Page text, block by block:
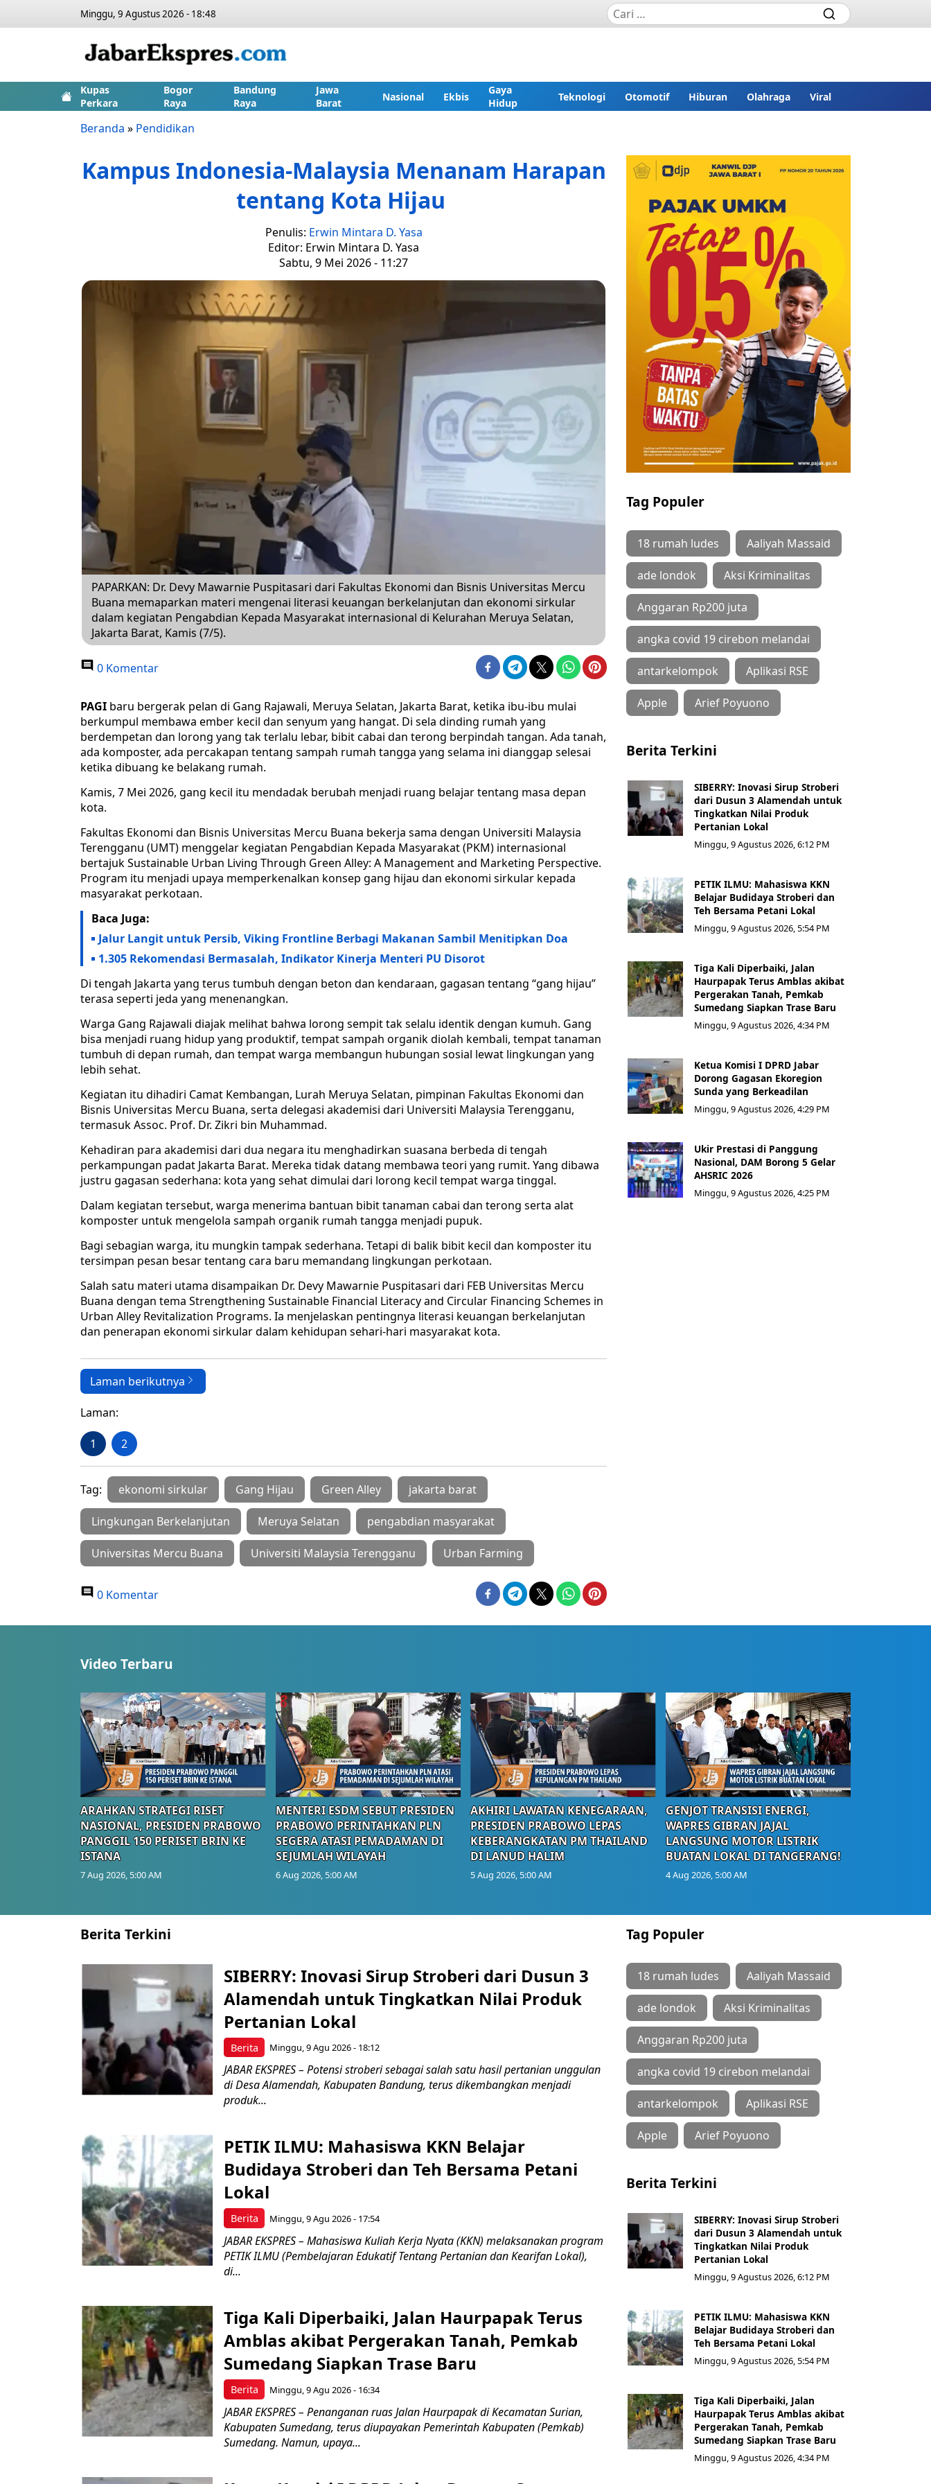
Minggu, 9 Agustus 2026 - 18:48
Kupas
Perkara
Bogor
Raya
Bandung
Raya
Jawa
Barat
Nasional Ekbis
Gaya
Hidup
Teknologi Otomotif Hiburan Olahraga Viral
Beranda » Pendidikan
Kampus Indonesia-Malaysia Menanam Harapan
tentang Kota Hijau
Penulis: Erwin Mintara D. Yasa
Editor: Erwin Mintara D. Yasa
Sabtu, 9 Mei 2026 - 11:27
PAPARKAN: Dr. Devy Mawarnie Puspitasari dari Fakultas Ekonomi dan Bisnis Universitas Mercu
Buana memaparkan materi mengenai literasi keuangan berkelanjutan dan ekonomi sirkular
dalam kegiatan Pengabdian Kepada Masyarakat internasional di Kelurahan Meruya Selatan,
Jakarta Barat, Kamis (7/5).
0 Komentar
PAGI baru bergerak pelan di Gang Rajawali, Meruya Selatan, Jakarta Barat, ketika ibu-ibu mulai
berkumpul membawa ember kecil dan senyum yang hangat. Di sela dinding rumah yang
berdempetan dan lorong yang tak terlalu lebar, bibit cabai dan terong berpindah tangan. Ada tanah,
ada komposter, ada percakapan tentang sampah rumah tangga yang selama ini dianggap selesai
ketika dibuang ke belakang rumah.
Kamis, 7 Mei 2026, gang kecil itu mendadak berubah menjadi ruang belajar tentang masa depan
kota.
Fakultas Ekonomi dan Bisnis Universitas Mercu Buana bekerja sama dengan Universiti Malaysia
Terengganu (UMT) menggelar kegiatan Pengabdian Kepada Masyarakat (PKM) internasional
bertajuk Sustainable Urban Living Through Green Alley: A Management and Marketing Perspective.
Program itu menjadi upaya memperkenalkan konsep gang hijau dan ekonomi sirkular kepada
masyarakat perkotaan.
Baca Juga:
Jalur Langit untuk Persib, Viking Frontline Berbagi Makanan Sambil Menitipkan Doa
1.305 Rekomendasi Bermasalah, Indikator Kinerja Menteri PU Disorot
Di tengah Jakarta yang terus tumbuh dengan beton dan kendaraan, gagasan tentang “gang hijau”
terasa seperti jeda yang menenangkan.
Warga Gang Rajawali diajak melihat bahwa lorong sempit tak selalu identik dengan kumuh. Gang
bisa menjadi ruang hidup yang produktif, tempat sampah organik diolah kembali, tempat tanaman
tumbuh di depan rumah, dan tempat warga membangun hubungan sosial lewat lingkungan yang
lebih sehat.
Kegiatan itu dihadiri Camat Kembangan, Lurah Meruya Selatan, pimpinan Fakultas Ekonomi dan
Bisnis Universitas Mercu Buana, serta delegasi akademisi dari Universiti Malaysia Terengganu,
termasuk Assoc. Prof. Dr. Zikri bin Muhammad.
Kehadiran para akademisi dari dua negara itu menghadirkan suasana berbeda di tengah
perkampungan padat Jakarta Barat. Mereka tidak datang membawa teori yang rumit. Yang dibawa
justru gagasan sederhana: kota yang sehat dimulai dari lorong kecil tempat warga tinggal.
Dalam kegiatan tersebut, warga menerima bantuan bibit tanaman cabai dan terong serta alat
komposter untuk mengelola sampah organik rumah tangga menjadi pupuk.
Bagi sebagian warga, itu mungkin tampak sederhana. Tetapi di balik bibit kecil dan komposter itu
tersimpan pesan besar tentang cara baru memandang lingkungan perkotaan.
Salah satu materi utama disampaikan Dr. Devy Mawarnie Puspitasari dari FEB Universitas Mercu
Buana dengan tema Strengthening Sustainable Financial Literacy and Circular Financing Schemes in
Urban Alley Revitalization Programs. Ia menjelaskan pentingnya literasi keuangan berkelanjutan
dan penerapan ekonomi sirkular dalam kehidupan sehari-hari masyarakat kota.
Laman berikutnya
Laman:
1 2
Tag: ekonomi sirkular Gang Hijau Green Alley jakarta barat
Lingkungan Berkelanjutan Meruya Selatan pengabdian masyarakat
Universitas Mercu Buana Universiti Malaysia Terengganu Urban Farming
0 Komentar
Tag Populer
18 rumah ludes Aaliyah Massaid
ade londok Aksi Kriminalitas
Anggaran Rp200 juta
angka covid 19 cirebon melandai
antarkelompok Aplikasi RSE
Apple Arief Poyuono
Berita Terkini
SIBERRY: Inovasi Sirup Stroberi
dari Dusun 3 Alamendah untuk
Tingkatkan Nilai Produk
Pertanian Lokal
Minggu, 9 Agustus 2026, 6:12 PM
PETIK ILMU: Mahasiswa KKN
Belajar Budidaya Stroberi dan
Teh Bersama Petani Lokal
Minggu, 9 Agustus 2026, 5:54 PM
Tiga Kali Diperbaiki, Jalan
Haurpapak Terus Amblas akibat
Pergerakan Tanah, Pemkab
Sumedang Siapkan Trase Baru
Minggu, 9 Agustus 2026, 4:34 PM
Ketua Komisi I DPRD Jabar
Dorong Gagasan Ekoregion
Sunda yang Berkeadilan
Minggu, 9 Agustus 2026, 4:29 PM
Ukir Prestasi di Panggung
Nasional, DAM Borong 5 Gelar
AHSRIC 2026
Minggu, 9 Agustus 2026, 4:25 PM
Video Terbaru
ARAHKAN STRATEGI RISET
NASIONAL, PRESIDEN PRABOWO
PANGGIL 150 PERISET BRIN KE
ISTANA
7 Aug 2026, 5:00 AM
MENTERI ESDM SEBUT PRESIDEN
PRABOWO PERINTAHKAN PLN
SEGERA ATASI PEMADAMAN DI
SEJUMLAH WILAYAH
6 Aug 2026, 5:00 AM
AKHIRI LAWATAN KENEGARAAN,
PRESIDEN PRABOWO LEPAS
KEBERANGKATAN PM THAILAND
DI LANUD HALIM
5 Aug 2026, 5:00 AM
GENJOT TRANSISI ENERGI,
WAPRES GIBRAN JAJAL
LANGSUNG MOTOR LISTRIK
BUATAN LOKAL DI TANGERANG!
4 Aug 2026, 5:00 AM
Berita Terkini
Berita
SIBERRY: Inovasi Sirup Stroberi dari Dusun 3
Alamendah untuk Tingkatkan Nilai Produk
Pertanian Lokal
Minggu, 9 Agu 2026 - 18:12
JABAR EKSPRES – Potensi stroberi sebagai salah satu hasil pertanian unggulan
di Desa Alamendah, Kabupaten Bandung, terus dikembangkan menjadi
produk...
Berita
PETIK ILMU: Mahasiswa KKN Belajar
Budidaya Stroberi dan Teh Bersama Petani
Lokal
Minggu, 9 Agu 2026 - 17:54
JABAR EKSPRES – Mahasiswa Kuliah Kerja Nyata (KKN) melaksanakan program
PETIK ILMU (Pembelajaran Edukatif Tentang Pertanian dan Kearifan Lokal),
di...
Berita
Tiga Kali Diperbaiki, Jalan Haurpapak Terus
Amblas akibat Pergerakan Tanah, Pemkab
Sumedang Siapkan Trase Baru
Minggu, 9 Agu 2026 - 16:34
JABAR EKSPRES – Penanganan ruas Jalan Haurpapak di Kecamatan Surian,
Kabupaten Sumedang, terus diupayakan Pemerintah Kabupaten (Pemkab)
Sumedang. Namun, upaya...
Tag Populer
18 rumah ludes Aaliyah Massaid
ade londok Aksi Kriminalitas
Anggaran Rp200 juta
angka covid 19 cirebon melandai
antarkelompok Aplikasi RSE
Apple Arief Poyuono
Berita Terkini
SIBERRY: Inovasi Sirup Stroberi
dari Dusun 3 Alamendah untuk
Tingkatkan Nilai Produk
Pertanian Lokal
Minggu, 9 Agustus 2026, 6:12 PM
PETIK ILMU: Mahasiswa KKN
Belajar Budidaya Stroberi dan
Teh Bersama Petani Lokal
Minggu, 9 Agustus 2026, 5:54 PM
Tiga Kali Diperbaiki, Jalan
Haurpapak Terus Amblas akibat
Pergerakan Tanah, Pemkab
Sumedang Siapkan Trase Baru
Minggu, 9 Agustus 2026, 4:34 PM